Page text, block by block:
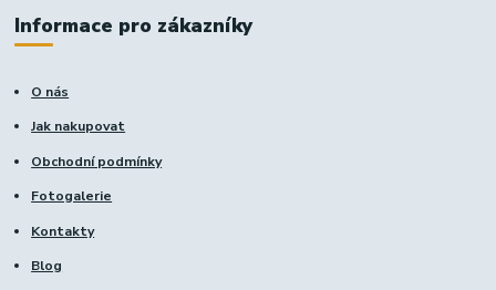
Informace pro zákazníky
O nás
Jak nakupovat
Obchodní podmínky
Fotogalerie
Kontakty
Blog